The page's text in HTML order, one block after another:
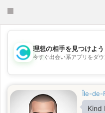
Toggle
💖
💕
理想の相手を見つけよう
今すぐ出会い系アプリをダウ
Île-de-
Kind